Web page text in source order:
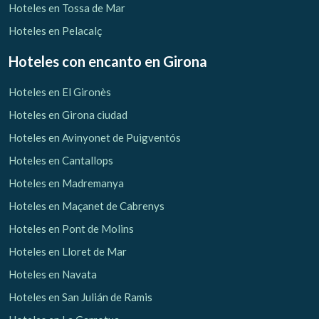
Hoteles en Tossa de Mar
Hoteles en Pelacalç
Hoteles con encanto en Girona
Hoteles en El Gironès
Hoteles en Girona ciudad
Hoteles en Avinyonet de Puigventós
Hoteles en Cantallops
Hoteles en Madremanya
Hoteles en Maçanet de Cabrenys
Hoteles en Pont de Molins
Hoteles en Lloret de Mar
Hoteles en Navata
Hoteles en San Julián de Ramis